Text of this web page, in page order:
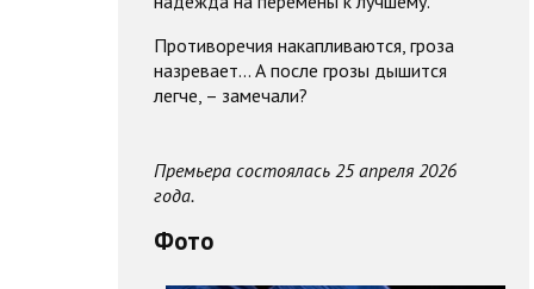
Противоречия накапливаются, гроза
назревает... А после грозы дышится
легче, – замечали?
Премьера состоялась 25 апреля 2026
года.
Фото